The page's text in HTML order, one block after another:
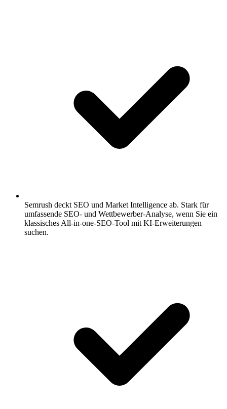
Semrush deckt SEO und Market Intelligence ab. Stark für
umfassende SEO- und Wettbewerber-Analyse, wenn Sie ein
klassisches All-in-one-SEO-Tool mit KI-Erweiterungen
suchen.